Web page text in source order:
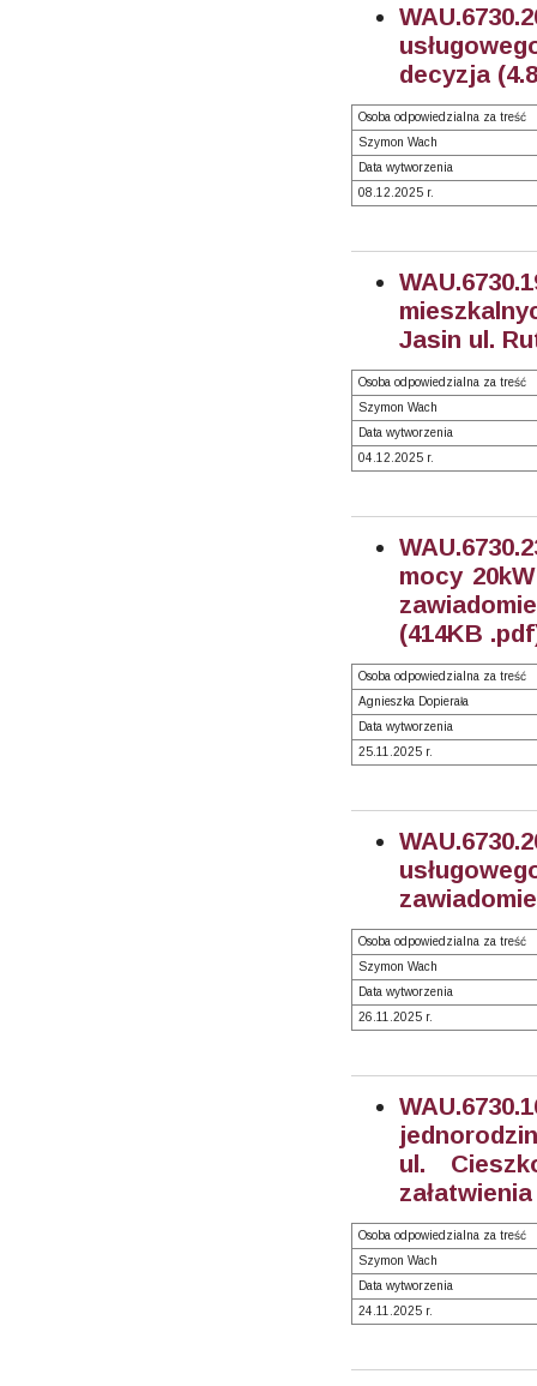
decyzja
Osoba odpowiedzialna za treść
Szymon Wach
Data wytworzenia
08.12.2025 r.
Jasin ul.
Osoba odpowiedzialna za treść
Szymon Wach
Data wytworzenia
04.12.2025 r.
mocy
(414KB
Osoba odpowiedzialna za treść
Agnieszka Dopierała
Data wytworzenia
25.11.2025 r.
Osoba odpowiedzialna za treść
Szymon Wach
Data wytworzenia
26.11.2025 r.
ul.
Osoba odpowiedzialna za treść
Szymon Wach
Data wytworzenia
24.11.2025 r.